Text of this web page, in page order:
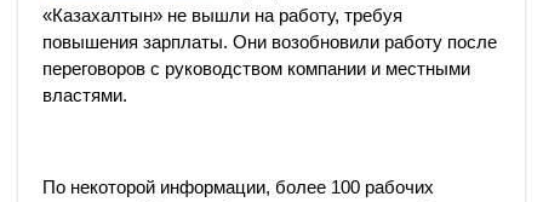
«Казахалтын» не вышли на работу, требуя
повышения зарплаты. Они возобновили работу после
переговоров с руководством компании и местными
властями.
По некоторой информации, более 100 рабочих